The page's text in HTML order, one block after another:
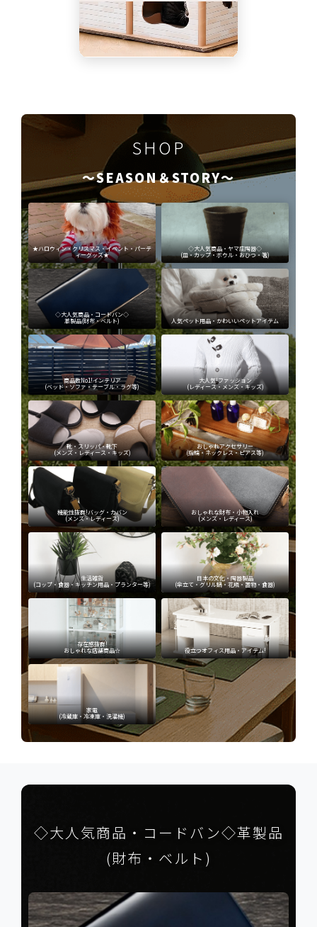
SHOP
～SEASON＆STORY～
★ハロウィン・クリスマス・イベント・パーテ
ィーグッズ★
◇大人気商品・ヤマ庄陶器◇
(皿・カップ・ボウル・おひつ・箸)
◇大人気商品・コードバン◇
革製品(財布・ベルト)
人気ペット用品・かわいいペットアイテム
商品数No1!インテリア
(ベッド・ソファ・テーブル・ラグ等)
大人気!ファッション
(レディース・メンズ・キッズ)
靴・スリッパ・靴下
(メンズ・レディース・キッズ)
おしゃれアクセサリー
(指輪・ネックレス・ピアス等)
機能性抜群!バッグ・カバン
(メンズ・レディース)
おしゃれな財布・小物入れ
(メンズ・レディース)
生活雑貨
(コップ・食器・キッチン用品・プランター等)
日本の文化・陶器製品
(傘立て・グリル鍋・花瓶・置物・食器)
存在感抜群!
おしゃれな店舗商品☆
役立つオフィス用品・アイテム!
家電
(冷蔵庫・冷凍庫・洗濯機)
◇大人気商品・コードバン◇革製品
(財布・ベルト)